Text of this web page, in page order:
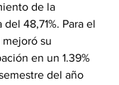
de la
48,71%. Para el
mejoró su
en un 1.39%
del año